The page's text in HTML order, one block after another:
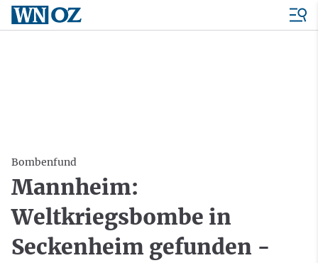
Bombenfund
Mannheim:
Weltkriegsbombe in
Seckenheim gefunden -